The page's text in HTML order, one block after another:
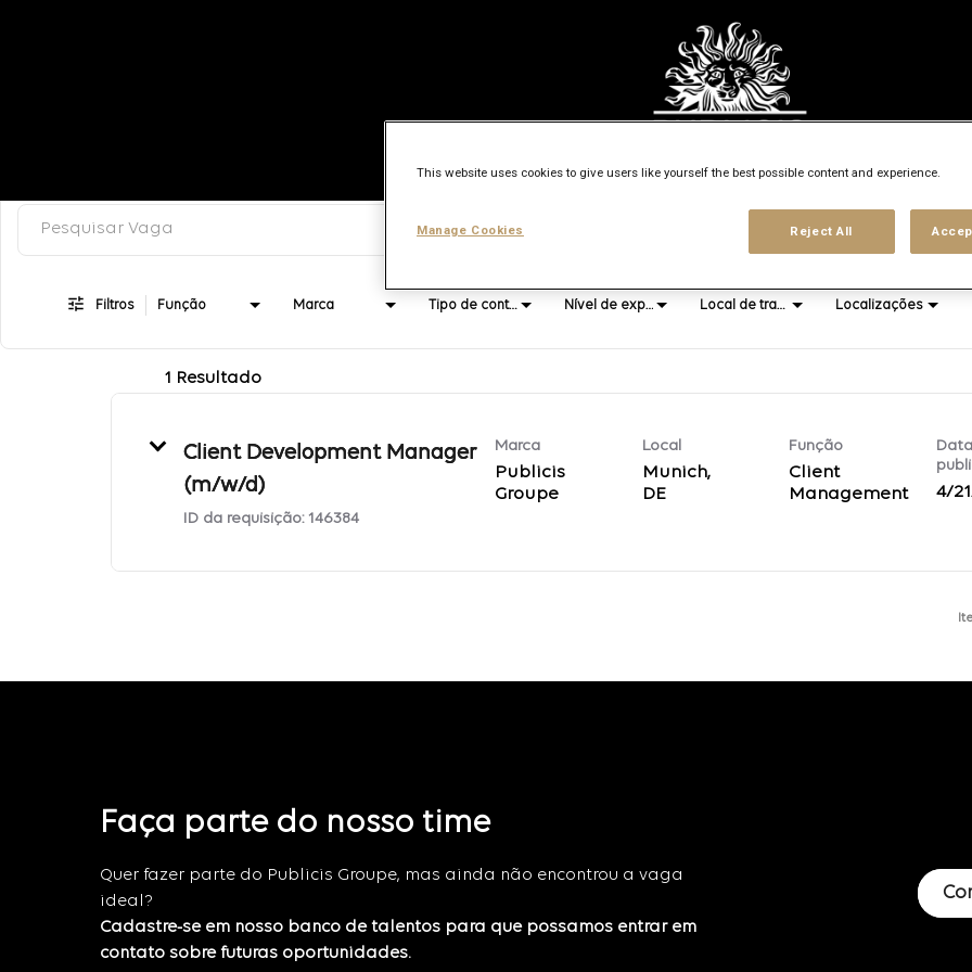
Job Search Page
Filtros Função Marca Tipo de contrato Nível de experiência Local de trabalho Localizações
1 Resultado
Client Development Manager
(m/w/d)
ID da requisição: 146384
Marca
Publicis
Groupe
Local
Munich,
DE
Função
Client
Management
4/
Faça parte do nosso time
Quer fazer parte do Publicis Groupe, mas ainda não encontrou a vaga
ideal?
Cadastre-se em nosso banco de talentos para que possamos entrar em
contato sobre futuras oportunidades.
This website uses cookies to give users like yourself the best possible content and experience.
Reject All
Manage Cookies